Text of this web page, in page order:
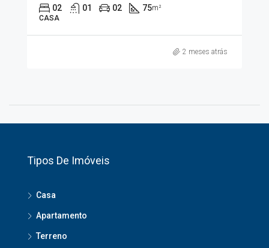
02 01 02 75m²
CASA
2 meses atrás
Tipos De Imóveis
Casa
Apartamento
Terreno